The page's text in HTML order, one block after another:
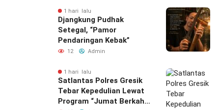
1 hari lalu
Djangkung Pudhak
Setegal, “Pamor
Pendaringan Kebak”
12 Admin
1 hari lalu
Satlantas Polres Gresik
Tebar Kepedulian Lewat
Program “Jumat Berkah